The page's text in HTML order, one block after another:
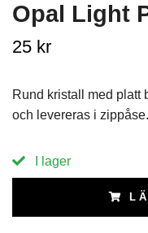
Opal Light
25 kr
Rund kristall med platt
och levereras i
I lager